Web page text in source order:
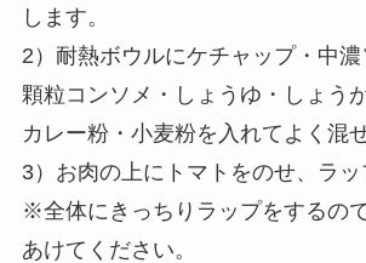
します。
2）耐熱ボウルにケチャップ・中濃
顆粒コンソメ・しょうゆ・しょう
カレー粉・小麦粉を入れてよく混
3）お肉の上にトマトをのせ、ラッ
※全体にきっちりラップをするの
あけてください。